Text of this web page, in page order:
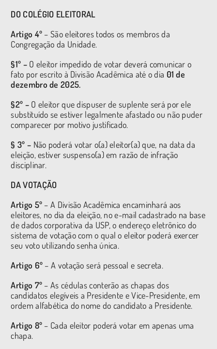
DO COLÉGIO ELEITORAL
Artigo 4º – São eleitores todos os membros da
Congregação da Unidade.
§1º – O eleitor impedido de votar deverá comunicar o
fato por escrito à Divisão Acadêmica até o dia 01 de
dezembro de 2025.
§2º – O eleitor que dispuser de suplente será por ele
substituído se estiver legalmente afastado ou não puder
comparecer por motivo justificado.
§ 3º – Não poderá votar o(a) eleitor(a) que, na data da
eleição, estiver suspenso(a) em razão de infração
disciplinar.
DA VOTAÇÃO
Artigo 5º – A Divisão Acadêmica encaminhará aos
eleitores, no dia da eleição, no e-mail cadastrado na base
de dados corporativa da USP, o endereço eletrônico do
sistema de votação com o qual o eleitor poderá exercer
seu voto utilizando senha única.
Artigo 6º – A votação será pessoal e secreta.
Artigo 7º – As cédulas conterão as chapas dos
candidatos elegíveis a Presidente e Vice-Presidente, em
ordem alfabética do nome do candidato a Presidente.
Artigo 8º – Cada eleitor poderá votar em apenas uma
chapa.